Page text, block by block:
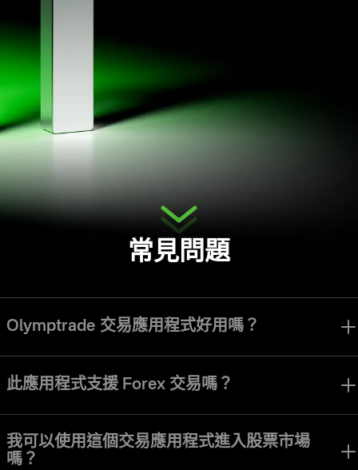
常見問題
Olymptrade 交易應用程式好用嗎？
工具而設計。
此應用程式支援 Forex 交易嗎？
產，非常適合不同交易風格和偏好的用戶。
我可以使用這個交易應用程式進入股票市場
嗎？